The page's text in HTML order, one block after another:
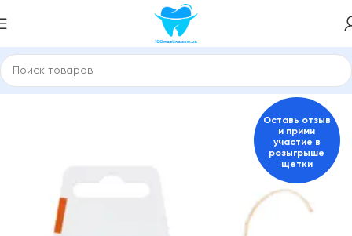
пасты и средства для гигиены полости рта Зубные нити
Оставь отзыв
и прими
участие в
розыгрыше
щетки